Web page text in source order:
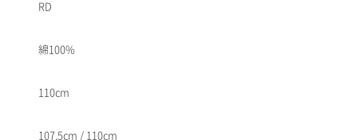
RD
綿100%
110cm
107.5cm / 110cm